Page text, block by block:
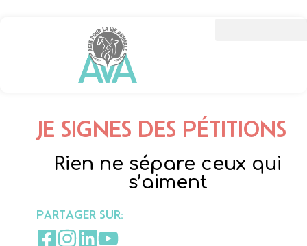
JE SIGNES DES PÉTITIONS
Rien ne sépare ceux qui
s’aiment
PARTAGER SUR: